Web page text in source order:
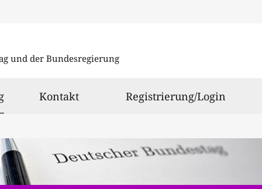
und der Bundesregierung
ausgewählt
Kontakt Registrierung/Login